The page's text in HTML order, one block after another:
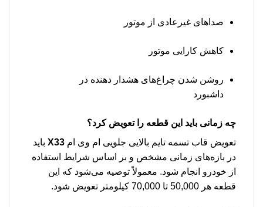
صداهای غیرعادی از موتور
کاهش کارایی موتور
روشن شدن چراغ‌های هشدار دهنده در
داشبورد
چه زمانی باید این قطعه را تعویض کرد؟
تعویض قاب تسمه تایم بالایی جلویی ام وی ام X33 باید
در بازه‌های زمانی مشخص و بر اساس شرایط استفاده
از خودرو انجام شود. معمولاً توصیه می‌شود که این
قطعه هر 50,000 تا 70,000 کیلومتر تعویض شود.